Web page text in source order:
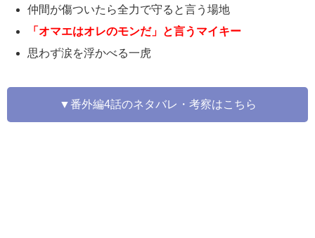
仲間が傷ついたら全力で守ると言う場地
「オマエはオレのモンだ」と言うマイキー
思わず涙を浮かべる一虎
▼番外編4話のネタバレ・考察はこちら